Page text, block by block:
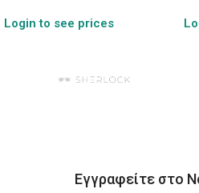
Login to see prices
Εγγραφείτε στο